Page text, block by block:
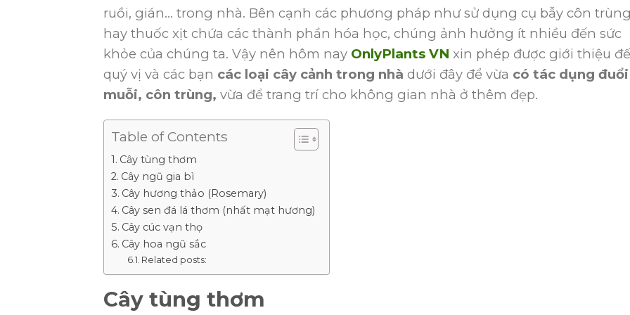
ruồi, gián… trong nhà. Bên cạnh các phương pháp như sử dụng cụ bẫy côn
hay thuốc xịt chứa các thành phần hóa học, chúng ảnh hưởng ít nhiều đến sức
khỏe của chúng ta. Vậy nên hôm nay OnlyPlants VN xin phép được giới thiệu
quý vị và các bạn các loại cây cảnh trong nhà dưới đây để vừa có tác dụng đuổi
muỗi, côn trùng, vừa để trang trí cho không gian nhà ở thêm đẹp.
Table of Contents
Cây tùng thơm
Cây ngũ gia bì
Cây hương thảo (Rosemary)
Cây sen đá lá thơm (nhất mạt hương)
Cây cúc vạn thọ
Cây hoa ngũ sắc
Related posts:
Cây tùng thơm